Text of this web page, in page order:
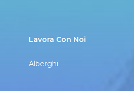
Lavora Con Noi
Alberghi